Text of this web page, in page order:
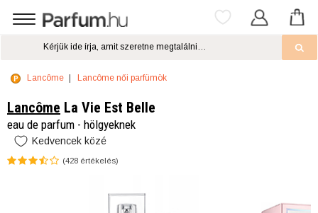
Lancôme Lancôme női parfümök
Lancôme La Vie Est Belle
eau de parfum - hölgyeknek
Kedvencek közé
(428 értékelés)